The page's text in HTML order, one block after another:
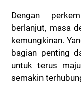
Dengan
berlanjut, masa
kemungkinan.
bagian penting
untuk terus
semakin